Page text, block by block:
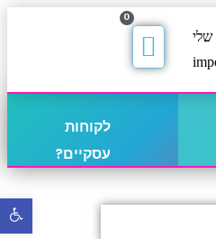
0
לקוחות
עסקיים?
פתח